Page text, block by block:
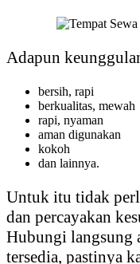
Adapun
bersih, rapi
berkualitas, mewah
rapi, nyaman
aman digunakan
kokoh
dan lainnya.
Untuk itu tidak
dan percayakan
Hubungi langsung
tersedia, pastinya